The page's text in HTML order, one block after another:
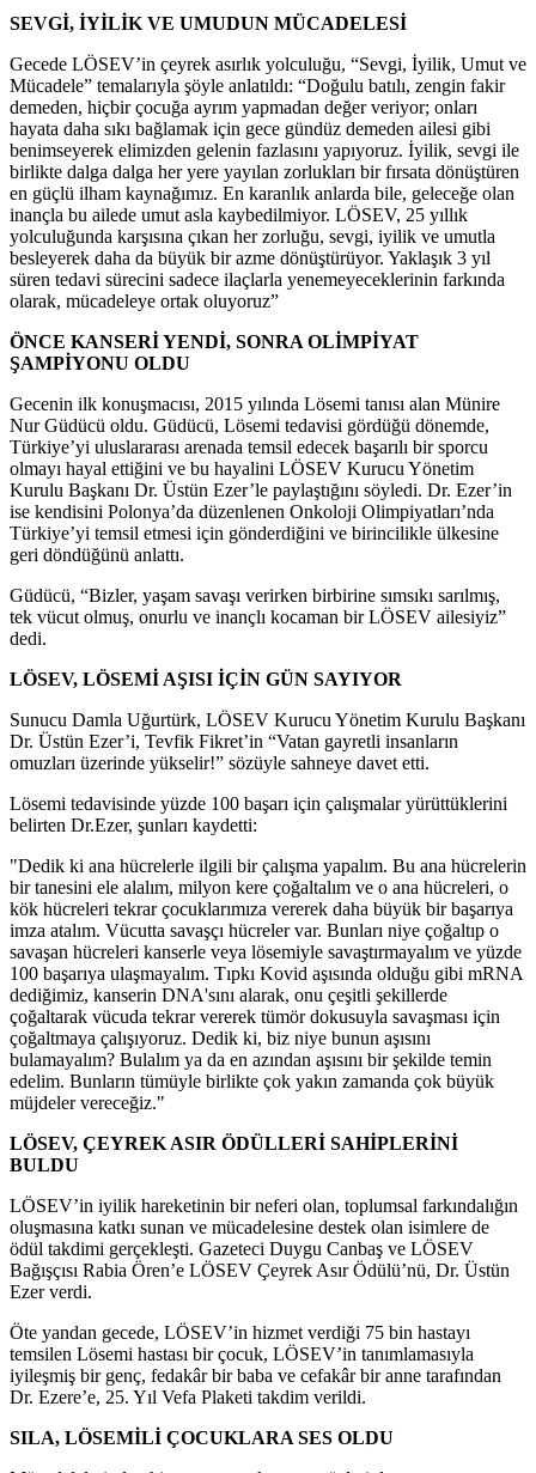
SEVGİ, İYİLİK VE UMUDUN MÜCADELESİ
Gecede LÖSEV’in çeyrek asırlık yolculuğu, “Sevgi, İyilik, Umut ve
Mücadele” temalarıyla şöyle anlatıldı: “Doğulu batılı, zengin fakir
demeden, hiçbir çocuğa ayrım yapmadan değer veriyor; onları
hayata daha sıkı bağlamak için gece gündüz demeden ailesi gibi
benimseyerek elimizden gelenin fazlasını yapıyoruz. İyilik, sevgi ile
birlikte dalga dalga her yere yayılan zorlukları bir fırsata dönüştüren
en güçlü ilham kaynağımız. En karanlık anlarda bile, geleceğe olan
inançla bu ailede umut asla kaybedilmiyor. LÖSEV, 25 yıllık
yolculuğunda karşısına çıkan her zorluğu, sevgi, iyilik ve umutla
besleyerek daha da büyük bir azme dönüştürüyor. Yaklaşık 3 yıl
süren tedavi sürecini sadece ilaçlarla yenemeyeceklerinin farkında
olarak, mücadeleye ortak oluyoruz”
ÖNCE KANSERİ YENDİ, SONRA OLİMPİYAT
ŞAMPİYONU OLDU
Gecenin ilk konuşmacısı, 2015 yılında Lösemi tanısı alan Münire
Nur Güdücü oldu. Güdücü, Lösemi tedavisi gördüğü dönemde,
Türkiye’yi uluslararası arenada temsil edecek başarılı bir sporcu
olmayı hayal ettiğini ve bu hayalini LÖSEV Kurucu Yönetim
Kurulu Başkanı Dr. Üstün Ezer’le paylaştığını söyledi. Dr. Ezer’in
ise kendisini Polonya’da düzenlenen Onkoloji Olimpiyatları’nda
Türkiye’yi temsil etmesi için gönderdiğini ve birincilikle ülkesine
geri döndüğünü anlattı.
Güdücü, “Bizler, yaşam savaşı verirken birbirine sımsıkı sarılmış,
tek vücut olmuş, onurlu ve inançlı kocaman bir LÖSEV ailesiyiz”
dedi.
LÖSEV, LÖSEMİ AŞISI İÇİN GÜN SAYIYOR
Sunucu Damla Uğurtürk, LÖSEV Kurucu Yönetim Kurulu Başkanı
Dr. Üstün Ezer’i, Tevfik Fikret’in “Vatan gayretli insanların
omuzları üzerinde yükselir!” sözüyle sahneye davet etti.
Lösemi tedavisinde yüzde 100 başarı için çalışmalar yürüttüklerini
belirten Dr.Ezer, şunları kaydetti:
"Dedik ki ana hücrelerle ilgili bir çalışma yapalım. Bu ana hücrelerin
bir tanesini ele alalım, milyon kere çoğaltalım ve o ana hücreleri, o
kök hücreleri tekrar çocuklarımıza vererek daha büyük bir başarıya
imza atalım. Vücutta savaşçı hücreler var. Bunları niye çoğaltıp o
savaşan hücreleri kanserle veya lösemiyle savaştırmayalım ve yüzde
100 başarıya ulaşmayalım. Tıpkı Kovid aşısında olduğu gibi mRNA
dediğimiz, kanserin DNA'sını alarak, onu çeşitli şekillerde
çoğaltarak vücuda tekrar vererek tümör dokusuyla savaşması için
çoğaltmaya çalışıyoruz. Dedik ki, biz niye bunun aşısını
bulamayalım? Bulalım ya da en azından aşısını bir şekilde temin
edelim. Bunların tümüyle birlikte çok yakın zamanda çok büyük
müjdeler vereceğiz."
LÖSEV, ÇEYREK ASIR ÖDÜLLERİ SAHİPLERİNİ
BULDU
LÖSEV’in iyilik hareketinin bir neferi olan, toplumsal farkındalığın
oluşmasına katkı sunan ve mücadelesine destek olan isimlere de
ödül takdimi gerçekleşti. Gazeteci Duygu Canbaş ve LÖSEV
Bağışçısı Rabia Ören’e LÖSEV Çeyrek Asır Ödülü’nü, Dr. Üstün
Ezer verdi.
Öte yandan gecede, LÖSEV’in hizmet verdiği 75 bin hastayı
temsilen Lösemi hastası bir çocuk, LÖSEV’in tanımlamasıyla
iyileşmiş bir genç, fedakâr bir baba ve cefakâr bir anne tarafından
Dr. Ezere’e, 25. Yıl Vefa Plaketi takdim verildi.
SILA, LÖSEMİLİ ÇOCUKLARA SES OLDU